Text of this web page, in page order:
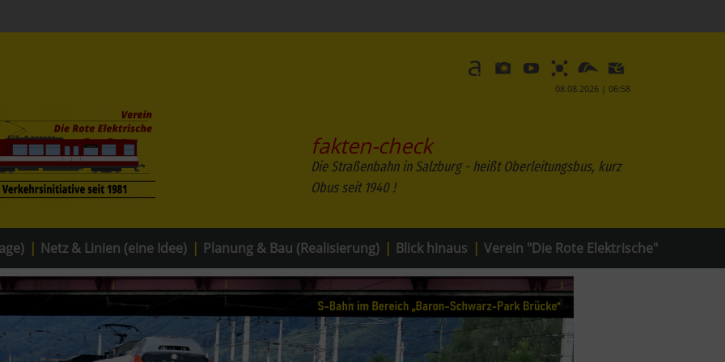
08.08.2026 | 06:58
fakten-check
Die Straßenbahn in Salzburg - heißt Oberleitungsbus, kurz
Obus seit 1940 !
Netz & Linien (eine Idee) Planung & Bau (Realisierung) Blick hinaus Verein "Die Rote Elektrische"